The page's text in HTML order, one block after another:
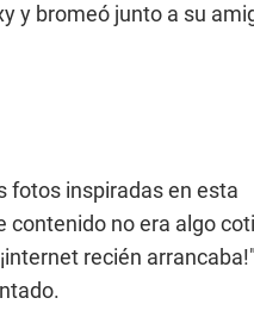
y bromeó junto a su
fotos inspiradas en esta
contenido no era algo
recién